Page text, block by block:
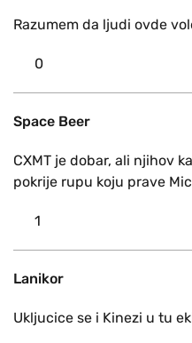
Razumem da ljudi ovde
0
Space Beer
CXMT je dobar, ali njihov
pokrije rupu koju prave
1
Lanikor
Ukljucice se i Kinezi u tu